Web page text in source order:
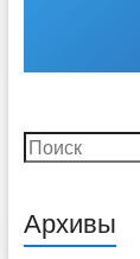
Поиск
Архивы